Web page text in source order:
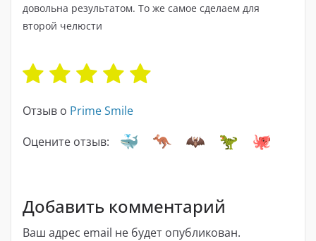
довольна результатом. То же самое сделаем для
второй челюсти
Отзыв о Prime Smile
Оцените отзыв:
Добавить комментарий
Ваш адрес email не будет опубликован.